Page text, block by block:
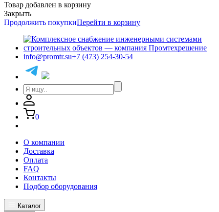
Товар добавлен в корзину
Закрыть
Продолжить покупкиПерейти в корзину
info@promtr.su+7 (473) 254-30-54
0
О компании
Доставка
Оплата
FAQ
Контакты
Подбор оборудования
Каталог